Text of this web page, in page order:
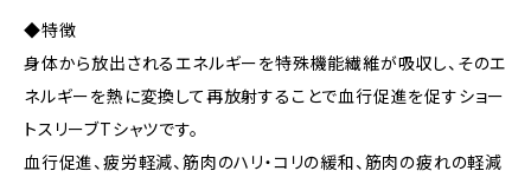
◆特徴
身体から放出されるエネルギーを特殊機能繊維が吸収し、そのエ
ネルギーを熱に変換して再放射することで血行促進を促すショー
トスリーブTシャツです。
血行促進、疲労軽減、筋肉のハリ・コリの緩和、筋肉の疲れの軽減